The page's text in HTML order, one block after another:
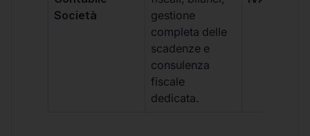
Società
gestione
completa delle
scadenze e
consulenza
fiscale
dedicata.